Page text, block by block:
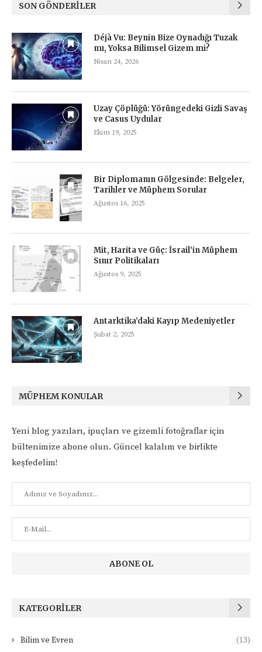
SON GÖNDERILER
Déjà Vu: Beynin Bize Oynadığı Tuzak
mı, Yoksa Bilimsel Gizem mi?
Nisan 24, 2026
Uzay Çöplüğü: Yörüngedeki Gizli Savaş
ve Casus Uydular
Ekim 19, 2025
Bir Diplomanın Gölgesinde: Belgeler,
Tarihler ve Müphem Sorular
Ağustos 16, 2025
Mit, Harita ve Güç: İsrail’in Müphem
Sınır Politikaları
Ağustos 9, 2025
Antarktika’daki Kayıp Medeniyetler
Şubat 2, 2025
MÜPHEM KONULAR
Yeni blog yazıları, ipuçları ve gizemli fotoğraflar için
bültenimize abone olun. Güncel kalalım ve birlikte
keşfedelim!
KATEGORILER
Bilim ve Evren (13)